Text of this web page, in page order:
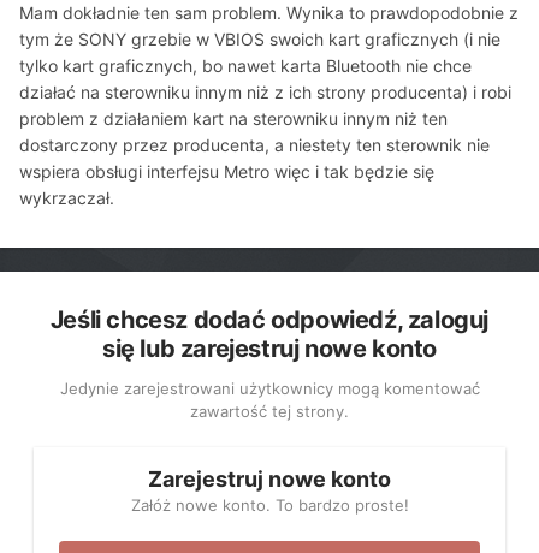
Mam dokładnie ten sam problem. Wynika to prawdopodobnie z
tym że SONY grzebie w VBIOS swoich kart graficznych (i nie
tylko kart graficznych, bo nawet karta Bluetooth nie chce
działać na sterowniku innym niż z ich strony producenta) i robi
problem z działaniem kart na sterowniku innym niż ten
dostarczony przez producenta, a niestety ten sterownik nie
wspiera obsługi interfejsu Metro więc i tak będzie się
wykrzaczał.
Jeśli chcesz dodać odpowiedź, zaloguj
się lub zarejestruj nowe konto
Jedynie zarejestrowani użytkownicy mogą komentować
zawartość tej strony.
Zarejestruj nowe konto
Załóż nowe konto. To bardzo proste!